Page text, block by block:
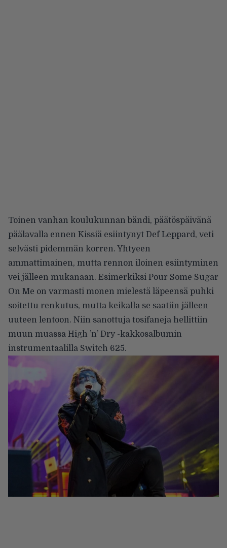
Toinen vanhan koulukunnan bändi, päätöspäivänä
päälavalla ennen Kissiä esiintynyt Def Leppard, veti
selvästi pidemmän korren. Yhtyeen
ammattimainen, mutta rennon iloinen esiintyminen
vei jälleen mukanaan. Esimerkiksi Pour Some Sugar
On Me on varmasti monen mielestä läpeensä puhki
soitettu renkutus, mutta keikalla se saatiin jälleen
uuteen lentoon. Niin sanottuja tosifaneja hellittiin
muun muassa High ’n’ Dry -kakkosalbumin
instrumentaalilla Switch 625.